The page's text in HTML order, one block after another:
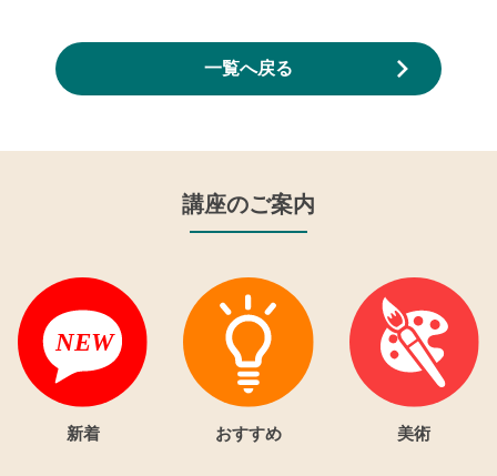
一覧へ戻る
講座のご案内
新着 おすすめ 美術